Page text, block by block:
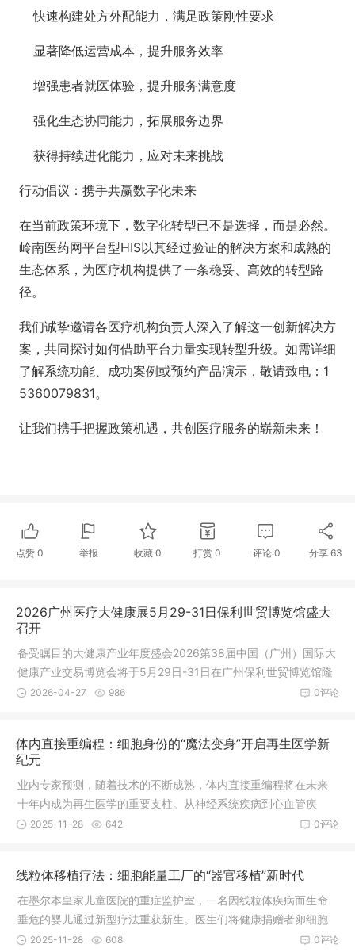
快速构建处方外配能力，满足政策刚性要求
显著降低运营成本，提升服务效率
增强患者就医体验，提升服务满意度
强化生态协同能力，拓展服务边界
获得持续进化能力，应对未来挑战
行动倡议：携手共赢数字化未来
在当前政策环境下，数字化转型已不是选择，而是必然。
岭南医药网平台型HIS以其经过验证的解决方案和成熟的
生态体系，为医疗机构提供了一条稳妥、高效的转型路
径。
我们诚挚邀请各医疗机构负责人深入了解这一创新解决方
案，共同探讨如何借助平台力量实现转型升级。如需详细
了解系统功能、成功案例或预约产品演示，敬请致电：1
5360079831。
让我们携手把握政策机遇，共创医疗服务的崭新未来！
点赞 0 举报 收藏0 打赏 0 评论 0 分享 63
2026广州医疗大健康展5月29-31日保利世贸博览馆盛大
召开
备受瞩目的大健康产业年度盛会2026第38届中国（广州）国际大
健康产业交易博览会将于5月29日-31日在广州保利世贸博览馆隆
重召开。本次健博会共设：“医疗器械暨医院建设展”“食药同源与
0评论
2026-04-27 986
体内直接重编程：细胞身份的“魔法变身”开启再生医学新
纪元
业内专家预测，随着技术的不断成熟，体内直接重编程将在未来
十年内成为再生医学的重要支柱。从神经系统疾病到心血管疾
病，从代谢性疾病到器官修复，这一创新技术正在为现代医学开
0评论
2025-11-28 642
线粒体移植疗法：细胞能量工厂的“器官移植”新时代
在墨尔本皇家儿童医院的重症监护室，一名因线粒体疾病而生命
垂危的婴儿通过新型疗法重获新生。医生们将健康捐赠者卵细胞
中的线粒
0评论
2025-11-28 608